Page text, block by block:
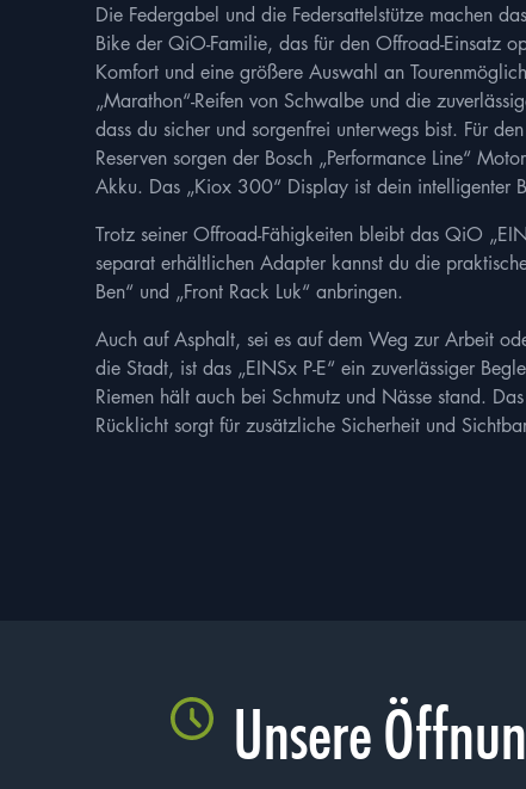
Die Federgabel und die Federsattelstütze machen
Bike der QiO-Familie, das für den Offroad-Einsatz
Komfort und eine größere Auswahl an
„Marathon“-Reifen von Schwalbe und die
dass du sicher und sorgenfrei unterwegs bist. Für
Reserven sorgen der Bosch „Performance Line“
Akku. Das „Kiox 300“ Display ist dein intelligenter
Trotz seiner Offroad-Fähigkeiten bleibt das QiO
separat erhältlichen Adapter kannst du die
Ben“ und „Front Rack Luk“ anbringen.
Auch auf Asphalt, sei es auf dem Weg zur Arbeit
die Stadt, ist das „EINSx P-E“ ein zuverlässiger
Riemen hält auch bei Schmutz und Nässe stand.
Rücklicht sorgt für zusätzliche Sicherheit und
Unsere
Jetzt
Vorname*
Email*
Ich bestätige,
meine